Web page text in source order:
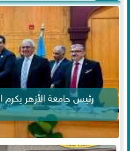
رئيس جامعة الأزهر يكرم